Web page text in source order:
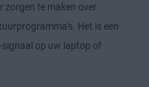
zorgen te maken over
Het is een
op uw laptop of